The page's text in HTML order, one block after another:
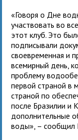
«Говоря о Дне
участвовать во
этот клуб. Это
подписывали
своевременная и
всемирный день,
проблему
первой страной в
страной по
после Бразилии и
дополнительные
воды», – сообщил